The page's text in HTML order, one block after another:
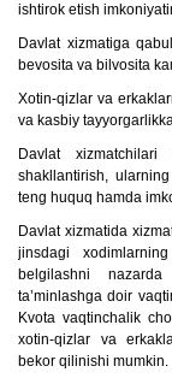
ishtirok etish
Davlat xizmatiga
bevosita va bilvosita
Xotin-qizlar va
va kasbiy
Davlat
shakllantirish,
teng huquq hamda
Davlat xizmatida
jinsdagi
belgilashni
ta’minlashga doir
Kvota vaqtinchalik
xotin-qizlar va
bekor qilinishi mumkin.